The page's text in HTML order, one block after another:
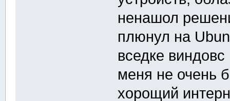
ненашол
плюнул на
вседке
меня не очень
хорощий